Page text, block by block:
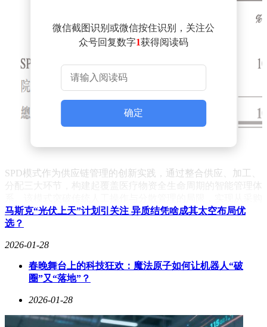
SPD模式作为供应链管理的创新实践，通过整合供应、加工、
分配三大环节，构建起覆盖医疗物资全生命周期的智能管理体
计划制定、供应商协同，到仓储流转、科室配送的全流程数字
化管控。国医科技在此基础上开发的SPD解决方案，融合智能
体系，有效解决医院物资管理成本高、效率低、透明度不足等
痛点。
在市场拓展方面，国医科技已形成全国性布局。截至2025年9
月，其解决方案覆盖13个省份的116家医疗机构，在长三角等
院。这种区域深耕策略与医疗资源分布特征高度契合，为后续
微信截图识别或微信按住识别，关注公
众号回复数字1获得阅读码
确定
马斯克“光伏上天”计划引关注 异质结凭啥成其太空布局优
选？
2026-01-28
春晚舞台上的科技狂欢：魔法原子如何让机器人“破
圈”又“落地”？
2026-01-28